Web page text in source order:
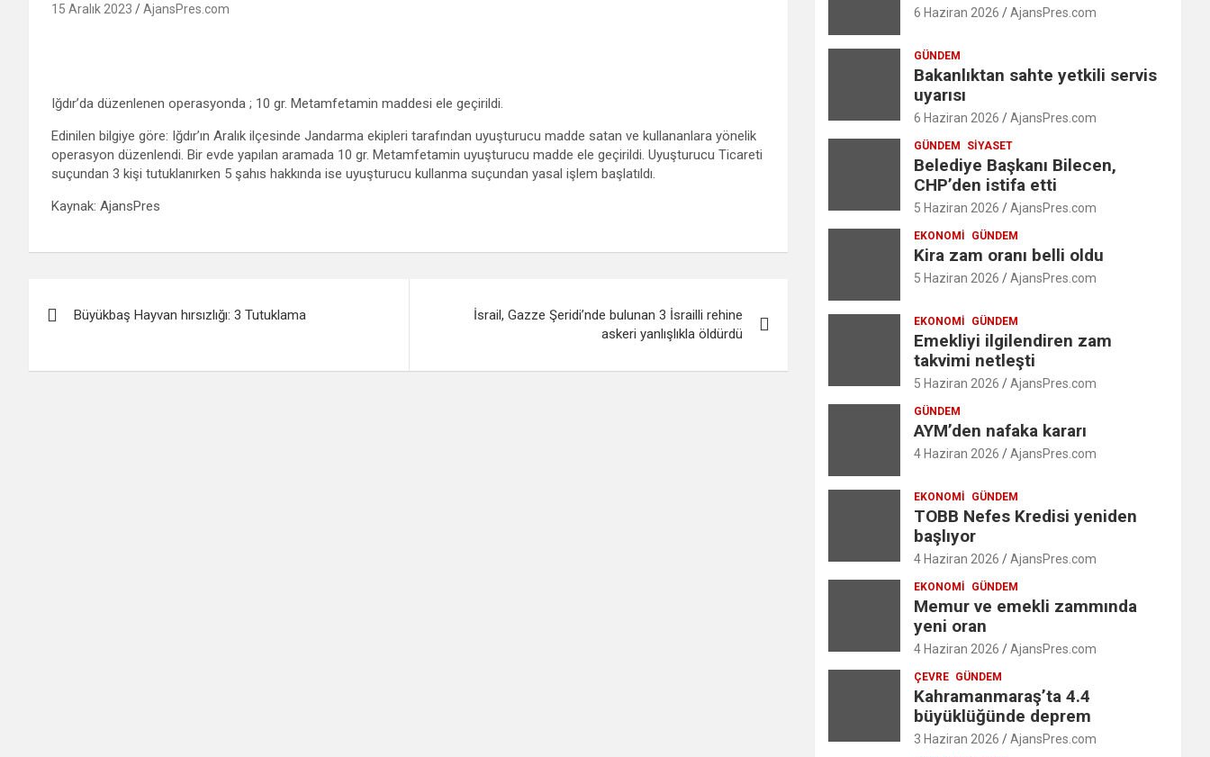
15 Aralık 2023 AjansPres.com
Iğdır’da düzenlenen operasyonda ; 10 gr. Metamfetamin maddesi ele geçirildi.
Edinilen bilgiye göre: Iğdır’ın Aralık ilçesinde Jandarma ekipleri tarafından uyuşturucu madde satan ve kullananlara yönelik
operasyon düzenlendi. Bir evde yapılan aramada 10 gr. Metamfetamin uyuşturucu madde ele geçirildi. Uyuşturucu Ticareti
suçundan 3 kişi tutuklanırken 5 şahıs hakkında ise uyuşturucu kullanma suçundan yasal işlem başlatıldı.
Kaynak: AjansPres
gezinmesi
Büyükbaş Hayvan hırsızlığı: 3 Tutuklama
İsrail, Gazze Şeridi’nde bulunan 3 İsrailli rehine
askeri yanlışlıkla öldürdü
6 Haziran 2026 AjansPres.com
GÜNDEM
Bakanlıktan sahte yetkili servis
uyarısı
6 Haziran 2026 AjansPres.com
GÜNDEM SIYASET
Belediye Başkanı Bilecen,
CHP’den istifa etti
5 Haziran 2026 AjansPres.com
EKONOMI GÜNDEM
Kira zam oranı belli oldu
5 Haziran 2026 AjansPres.com
EKONOMI GÜNDEM
Emekliyi ilgilendiren zam
takvimi netleşti
5 Haziran 2026 AjansPres.com
GÜNDEM
AYM’den nafaka kararı
4 Haziran 2026 AjansPres.com
EKONOMI GÜNDEM
TOBB Nefes Kredisi yeniden
başlıyor
4 Haziran 2026 AjansPres.com
EKONOMI GÜNDEM
Memur ve emekli zammında
yeni oran
4 Haziran 2026 AjansPres.com
ÇEVRE GÜNDEM
Kahramanmaraş’ta 4.4
büyüklüğünde deprem
3 Haziran 2026 AjansPres.com